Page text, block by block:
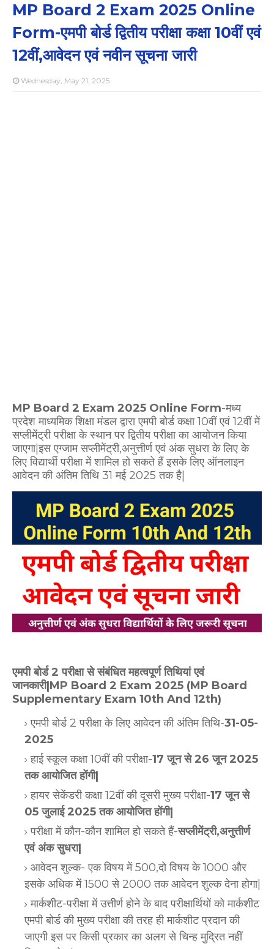
MP Board 2 Exam 2025 Online
Form-एमपी बोर्ड द्वितीय परीक्षा कक्षा 10वीं एवं
12वीं,आवेदन एवं नवीन सूचना जारी
Wednesday, May 21, 2025
MP Board 2 Exam 2025 Online Form-मध्य
प्रदेश माध्यमिक शिक्षा मंडल द्वारा एमपी बोर्ड कक्षा 10वीं एवं 12वीं में
सप्लीमेंट्री परीक्षा के स्थान पर द्वितीय परीक्षा का आयोजन किया
जाएगा|इस एग्जाम सप्लीमेंट्री,अनुत्तीर्ण एवं अंक सुधरा के लिए के
लिए विद्यार्थी परीक्षा में शामिल हो सकते हैं इसके लिए ऑनलाइन
आवेदन की अंतिम तिथि 31 मई 2025 तक है|
एमपी बोर्ड 2 परीक्षा से संबंधित महत्वपूर्ण तिथियां एवं
जानकारी|MP Board 2 Exam 2025 (MP Board
Supplementary Exam 10th And 12th)
एमपी बोर्ड 2 परीक्षा के लिए आवेदन की अंतिम तिथि-31-05-
2025
हाई स्कूल कक्षा 10वीं की परीक्षा-17 जून से 26 जून 2025
तक आयोजित होंगी|
हायर सेकेंडरी कक्षा 12वीं की दूसरी मुख्य परीक्षा-17 जून से
05 जुलाई 2025 तक आयोजित होंगी|
परीक्षा में कौन-कौन शामिल हो सकते हैं-सप्लीमेंट्री,अनुत्तीर्ण
एवं अंक सुधरा|
आवेदन शुल्क- एक विषय में 500,दो विषय के 1000 और
इसके अधिक में 1500 से 2000 तक आवेदन शुल्क देना होगा|
मार्कशीट-परीक्षा में उत्तीर्ण होने के बाद परीक्षार्थियों को मार्कशीट
एमपी बोर्ड की मुख्य परीक्षा की तरह ही मार्कशीट प्रदान की
जाएगी इस पर किसी प्रकार का अलग से चिन्ह मुद्रित नहीं